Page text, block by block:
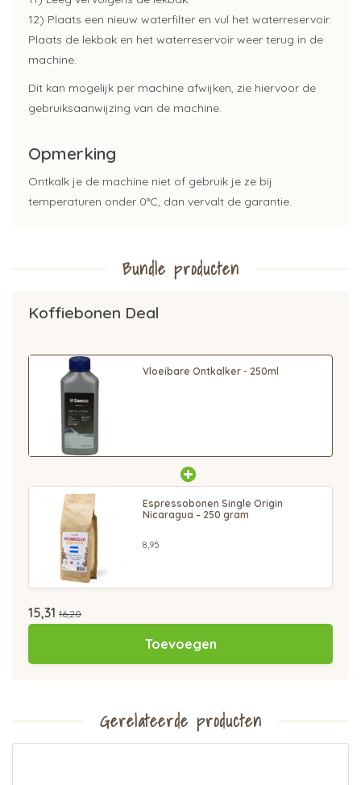
12) Plaats een nieuw waterfilter en vul het waterreservoir.
Plaats de lekbak en het waterreservoir weer terug in de
machine.
Dit kan mogelijk per machine afwijken, zie hiervoor de
gebruiksaanwijzing van de machine.
Opmerking
Ontkalk je de machine niet of gebruik je ze bij
temperaturen onder 0°C, dan vervalt de garantie.
Bundle producten
Koffiebonen Deal
Vloeibare Ontkalker - 250ml
Espressobonen Single Origin
Nicaragua – 250 gram
8,95
15,31 16,20
Toevoegen
Gerelateerde producten